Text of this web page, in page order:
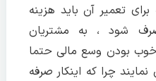
تعمیر آن باید هزینه
شود ، به مشتریان
بودن وسع مالی حتما
چرا که اینکار صرفه